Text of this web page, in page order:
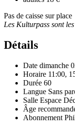
Pas de caisse sur place
Les Kulturpass sont
Détails
Date dimanche
Horaire 11:00,
Durée 60
Langue Sans
Salle Espace
Âge
Abonnement